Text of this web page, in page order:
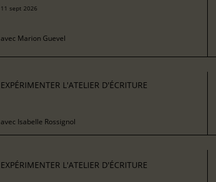
11 sept 2026
avec Marion Guevel
EXPÉRIMENTER L'ATELIER D'ÉCRITURE
avec Isabelle Rossignol
EXPÉRIMENTER L'ATELIER D'ÉCRITURE